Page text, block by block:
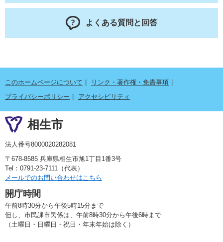
よくある質問と回答
このホームページについて
リンク・著作権・免責事項
プライバシーポリシー
アクセシビリティ
相生市
法人番号8000020282081
〒678-8585 兵庫県相生市旭1丁目1番3号
Tel：0791-23-7111（代表）
メールでのお問い合わせはこちら
開庁時間
午前8時30分から午後5時15分まで
但し、市民課市民係は、午前8時30分から午後6時まで
（土曜日・日曜日・祝日・年末年始は除く）